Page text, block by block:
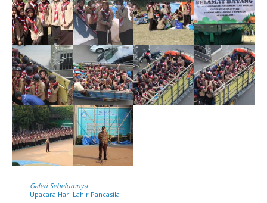
Galeri Sebelumnya
Upacara Hari Lahir Pancasila